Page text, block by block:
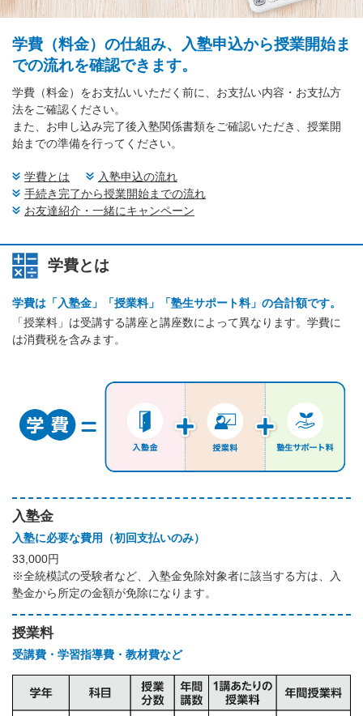
学費（料金）の仕組み、入塾申込から授業開始ま
での流れを確認できます。
学費（料金）をお支払いいただく前に、お支払い内容・お支払方
法をご確認ください。
また、お申し込み完了後入塾関係書類をご確認いただき、授業開
始までの準備を行ってください。
学費とは
入塾申込の流れ
手続き完了から授業開始までの流れ
お友達紹介・一緒にキャンペーン
学費とは
学費は「入塾金」「授業料」「塾生サポート料」の合計額です。
「授業料」は受講する講座と講座数によって異なります。学費に
は消費税を含みます。
入塾金
入塾に必要な費用（初回支払いのみ）
33,000円
※全統模試の受験者など、入塾金免除対象者に該当する方は、入
塾金から所定の金額が免除になります。
授業料
受講費・学習指導費・教材費など